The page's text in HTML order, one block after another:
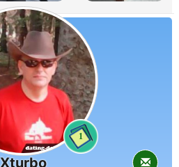
1
Xturbo